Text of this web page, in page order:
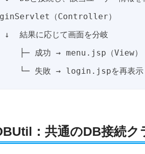
（Controller）
：共通のDB接続ク